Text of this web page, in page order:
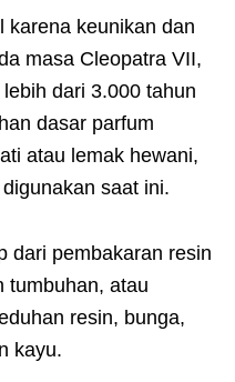
karena keunikan dan
masa Cleopatra VII,
dari 3.000 tahun
dasar parfum
atau lemak hewani,
saat ini.
dari pembakaran resin
tumbuhan, atau
resin, bunga,
kayu.